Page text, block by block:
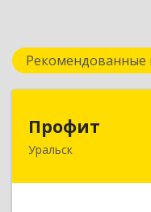
Рекомендованные
Профит
Уральск